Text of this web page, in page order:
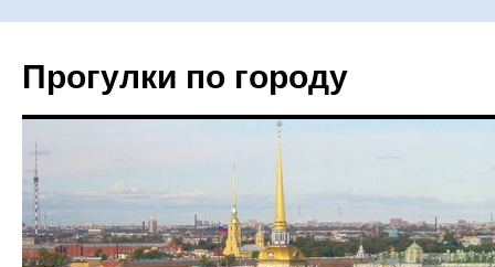
Прогулки по городу